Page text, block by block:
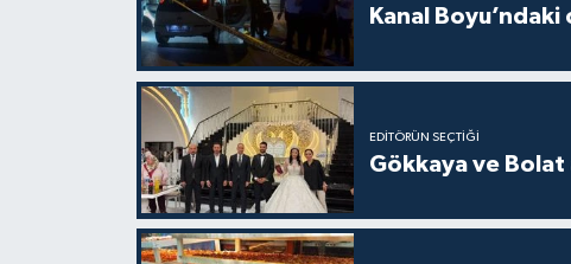
Kanal
EDITÖRÜN SEÇTIĞI
Gökkaya ve